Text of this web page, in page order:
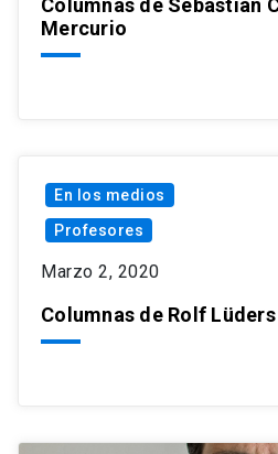
Columnas de Sebastián
Mercurio
En los medios
Profesores
Marzo 2, 2020
Columnas de Rolf